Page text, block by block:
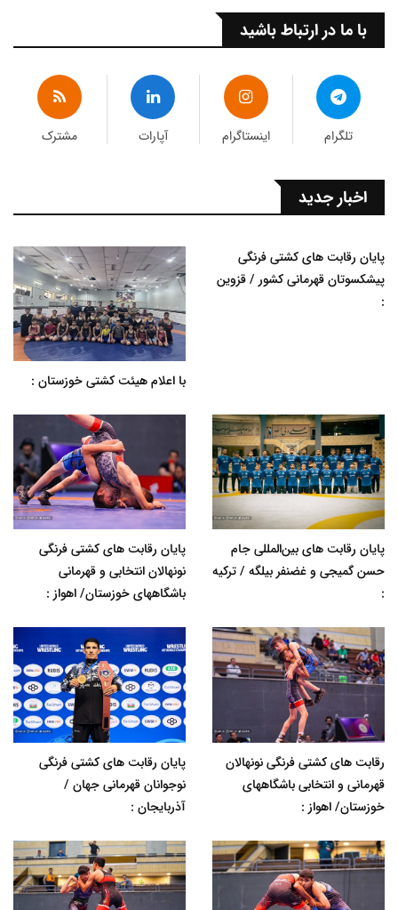
با ما در ارتباط باشید
تلگرام اینستاگرام آپارات مشترک
اخبار جدید
پایان رقابت های کشتی فرنگی
پیشکسوتان قهرمانی کشور / قزوین
:
با اعلام هیئت کشتی خوزستان :
پایان رقابت های بین‌المللی جام
حسن گمیجی و غضنفر بیلگه / ترکیه
:
پایان رقابت های کشتی فرنگی
نونهالان انتخابی و قهرمانی
باشگاههای خوزستان/ اهواز :
رقابت های کشتی فرنگی نونهالان
قهرمانی و انتخابی باشگاههای
خوزستان/ اهواز :
پایان رقابت های کشتی فرنگی
نوجوانان قهرمانی جهان /
آذربایجان :